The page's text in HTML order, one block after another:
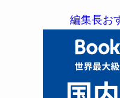
編集長お